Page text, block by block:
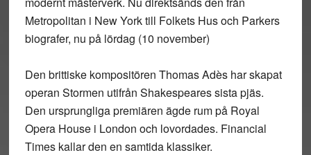
Metropolitan i New York till Folkets Hus och Parkers
biografer, nu på lördag (10 november)
Den brittiske kompositören Thomas Adès har skapat
operan Stormen utifrån Shakespeares sista pjäs.
Den ursprungliga premiären ägde rum på Royal
Opera House i London och lovordades. Financial
Times kallar den en samtida klassiker.